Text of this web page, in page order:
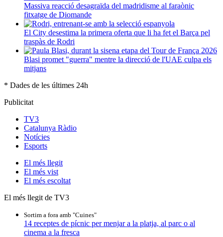
Massiva reacció desagraïda del madridisme al faraònic
fitxatge de Diomande
El City desestima la primera oferta que li ha fet el Barça pel
traspàs de Rodri
Blasi promet "guerra" mentre la direcció de l'UAE culpa els
mitjans
* Dades de les últimes 24h
Publicitat
TV3
Catalunya Ràdio
Notícies
Esports
El més llegit
El més vist
El més escoltat
El més llegit de TV3
Sortim a fora amb "Cuines"
14 receptes de pícnic per menjar a la platja, al parc o al
cinema a la fresca